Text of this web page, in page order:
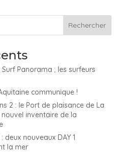
Surf Panorama ; les surfeurs
communique !
2 : le Port de plaisance de La
inventaire de la
deux nouveaux DAY 1
la mer